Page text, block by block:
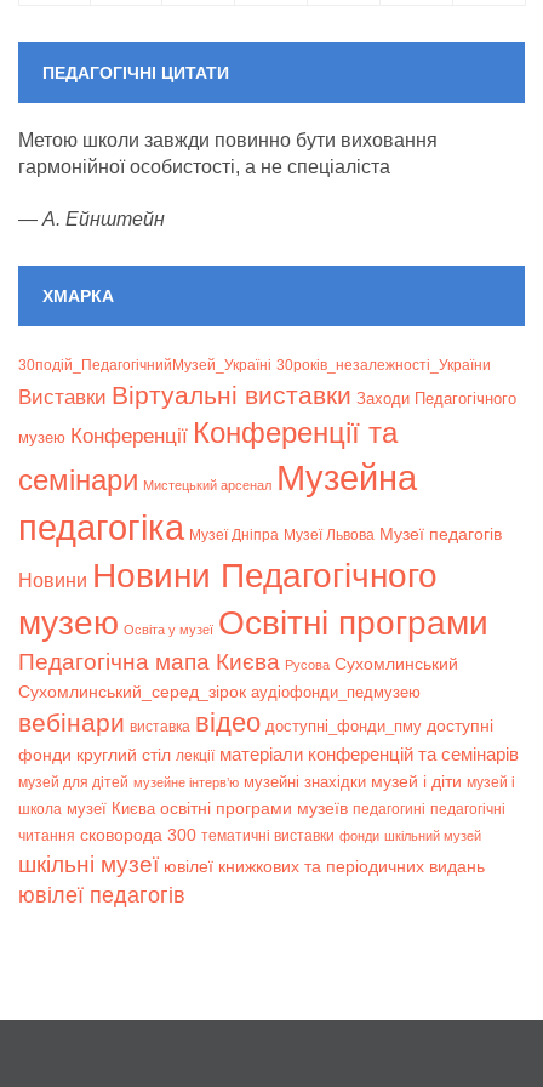
ПЕДАГОГІЧНІ ЦИТАТИ
Метою школи завжди повинно бути виховання
гармонійної особистості, а не спеціаліста
— А. Ейнштейн
ХМАРКА
30подій_ПедагогічнийМузей_Україні 30років_незалежності_України
Bиставки Віртуальні виставки Заходи Педагогічного
музею Конференції Конференції та
семінари Мистецький арсенал Музейна
педагогіка Музеї Дніпра Музеї Львова Музеї педагогів
Новини Новини Педагогічного
музею Освіта у музеї Освітні програми
Педагогічна мапа Києва Русова Сухомлинський
Сухомлинський_серед_зірок аудіофонди_педмузею
вебінари виставка відео доступні_фонди_пму доступні
фонди круглий стіл лекції матеріали конференцій та семінарів
музей для дітей музейне інтерв’ю музейні знахідки музей і діти музей і
школа музеї Києва освітні програми музеїв педагогині педагогічні
читання сковорода 300 тематичні виставки фонди шкільний музей
шкільні музеї ювілеї книжкових та періодичних видань
ювілеї педагогів